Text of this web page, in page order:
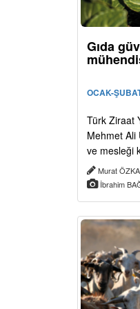
Gıda
OCAK-
Türk Ziraat
Mehmet Ali
ve mesleği
Murat
İbrahim